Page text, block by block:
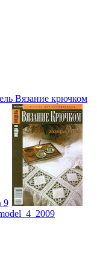
Вязание крючком
9